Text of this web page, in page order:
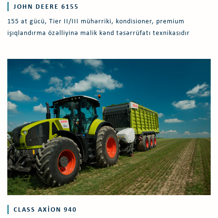
JOHN DEERE 6155
155 at gücü, Tier II/III mühərriki, kondisioner, premium
işıqlandırma özəlliyinə malik kənd təsərrüfatı texnikasıdır
CLASS AXION 940